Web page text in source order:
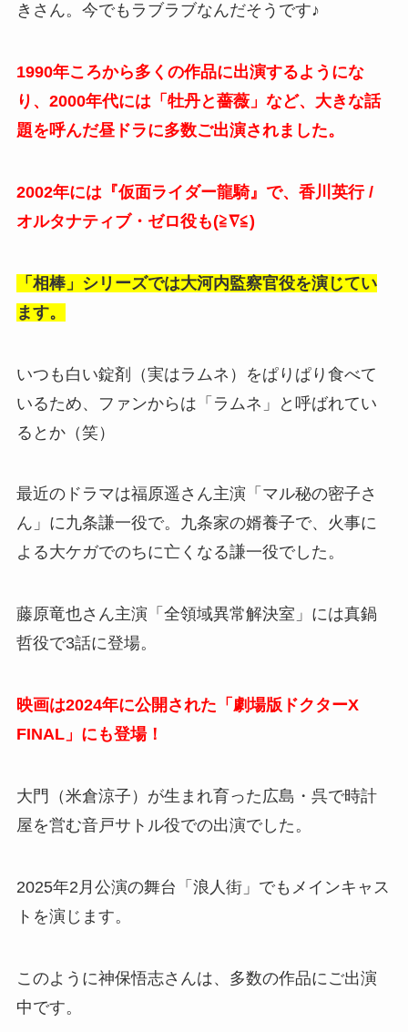
きさん。今でもラブラブなんだそうです♪
1990年ころから多くの作品に出演するようにな
り、2000年代には「牡丹と薔薇」など、大きな話
題を呼んだ昼ドラに多数ご出演されました。
2002年には『仮面ライダー龍騎』で、香川英行 /
オルタナティブ・ゼロ役も(≧∇≦)
「相棒」シリーズでは大河内監察官役を演じてい
ます。
いつも白い錠剤（実はラムネ）をぱりぱり食べて
いるため、ファンからは「ラムネ」と呼ばれてい
るとか（笑）
最近のドラマは福原遥さん主演「マル秘の密子さ
ん」に九条謙一役で。九条家の婿養子で、火事に
よる大ケガでのちに亡くなる謙一役でした。
藤原竜也さん主演「全領域異常解決室」には真鍋
哲役で3話に登場。
映画は2024年に公開された「劇場版ドクターX
FINAL」にも登場！
大門（米倉涼子）が生まれ育った広島・呉で時計
屋を営む音戸サトル役での出演でした。
2025年2月公演の舞台「浪人街」でもメインキャス
トを演じます。
このように神保悟志さんは、多数の作品にご出演
中です。